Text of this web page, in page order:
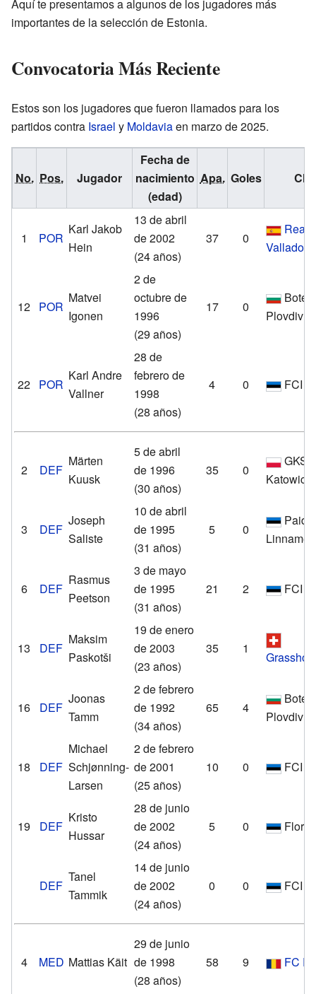
Aquí te presentamos a algunos de los jugadores más
importantes de la selección de Estonia.
Convocatoria Más Reciente
Estos son los jugadores que fueron llamados para los
partidos contra Israel y Moldaviaen marzo de 2025.
No. Pos. Jugador
Fecha de
nacimiento
(edad)
Apa. Goles
1 POR
Karl Jakob
Hein
13 de abril
de 2002
(24 años)
37 0
Real
Valladolid
12 POR
Matvei
Igonen
2 de
octubre de
1996
(29 años)
17 0
Botev
Plovdiv
22 POR
Karl Andre
Vallner
28 de
febrero de
1998
(28 años)
4 0 FCI
2 DEF
Märten
Kuusk
5 de abril
de 1996
(30 años)
35 0
GKS
Katowice
3 DEF
Joseph
Saliste
10 de abril
de 1995
(31 años)
5 0
Paide
6 DEF
Rasmus
Peetson
3 de mayo
de 1995
(31 años)
21 2 FCI
13 DEF
Maksim
Paskotši
19 de enero
de 2003
(23 años)
35 1
16 DEF
Joonas
Tamm
2 de febrero
de 1992
(34 años)
65 4
Botev
Plovdiv
18 DEF
Michael
Schjønning-
Larsen
2 de febrero
de 2001
(25 años)
10 0 FCI
19 DEF
Kristo
Hussar
28 de junio
de 2002
(24 años)
5 0 Flora
DEF
Tanel
Tammik
14 de junio
de 2002
(24 años)
0 0 FCI
4 MED Mattias Käit
29 de junio
de 1998
(28 años)
58 9 FC